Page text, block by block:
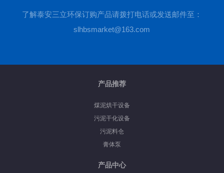
了解泰安三立环保订购产品请拨打电话或发送邮件至：
slhbsmarket@163.com
产品推荐
煤泥烘干设备
污泥干化设备
污泥料仓
膏体泵
产品中心